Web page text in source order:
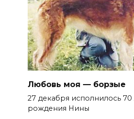
Любовь моя — борзые
27 декабря исполнилось 70
рождения Нины